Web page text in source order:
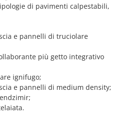
di pavimenti calpestabili,
e pannelli di truciolare
più getto integrativo
ignifugo;
e pannelli di medium density;